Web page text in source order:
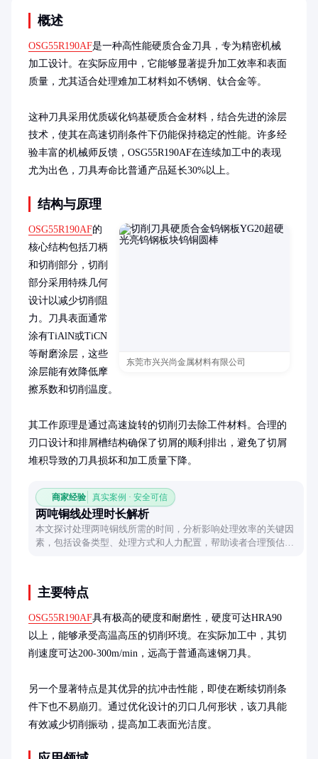
概述
OSG55R190AF是一种高性能硬质合金刀具，专为精密机械
加工设计。在实际应用中，它能够显著提升加工效率和表面
质量，尤其适合处理难加工材料如不锈钢、钛合金等。
这种刀具采用优质碳化钨基硬质合金材料，结合先进的涂层
技术，使其在高速切削条件下仍能保持稳定的性能。许多经
验丰富的机械师反馈，OSG55R190AF在连续加工中的表现
尤为出色，刀具寿命比普通产品延长30%以上。
结构与原理
东莞市兴兴尚金属材料有限公司
OSG55R190AF的
核心结构包括刀柄
和切削部分，切削
部分采用特殊几何
设计以减少切削阻
力。刀具表面通常
涂有TiAlN或TiCN
等耐磨涂层，这些
涂层能有效降低摩
擦系数和切削温度。
其工作原理是通过高速旋转的切削刃去除工件材料。合理的
刃口设计和排屑槽结构确保了切屑的顺利排出，避免了切屑
堆积导致的刀具损坏和加工质量下降。
商家经验 真实案例 · 安全可信
两吨铜线处理时长解析
本文探讨处理两吨铜线所需的时间，分析影响处理效率的关键因
素，包括设备类型、处理方式和人力配置，帮助读者合理预估工
主要特点
OSG55R190AF具有极高的硬度和耐磨性，硬度可达HRA90
以上，能够承受高温高压的切削环境。在实际加工中，其切
削速度可达200-300m/min，远高于普通高速钢刀具。
另一个显著特点是其优异的抗冲击性能，即使在断续切削条
件下也不易崩刃。通过优化设计的刃口几何形状，该刀具能
有效减少切削振动，提高加工表面光洁度。